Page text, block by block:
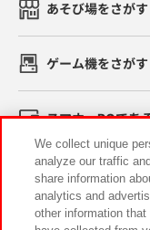
あそび場をさがす
ゲーム機をさがす
スマホ・PCであ
イベント・キャン
We collect unique
analyze our traffic
share information
analytics and
other information